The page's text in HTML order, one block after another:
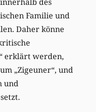
Familie und
Daher könne
erklärt werden,
„Zigeuner“, und
und